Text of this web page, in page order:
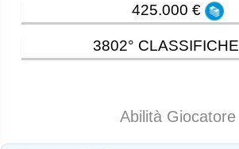
425.000 €
3802° CLASSIFICHE
Abilità Giocatore